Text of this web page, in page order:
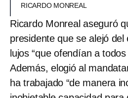
RICARDO MONREAL
Ricardo Monreal aseguró
presidente que se alejó del
lujos “que ofendían a
Además, elogió al
ha trabajado “de manera